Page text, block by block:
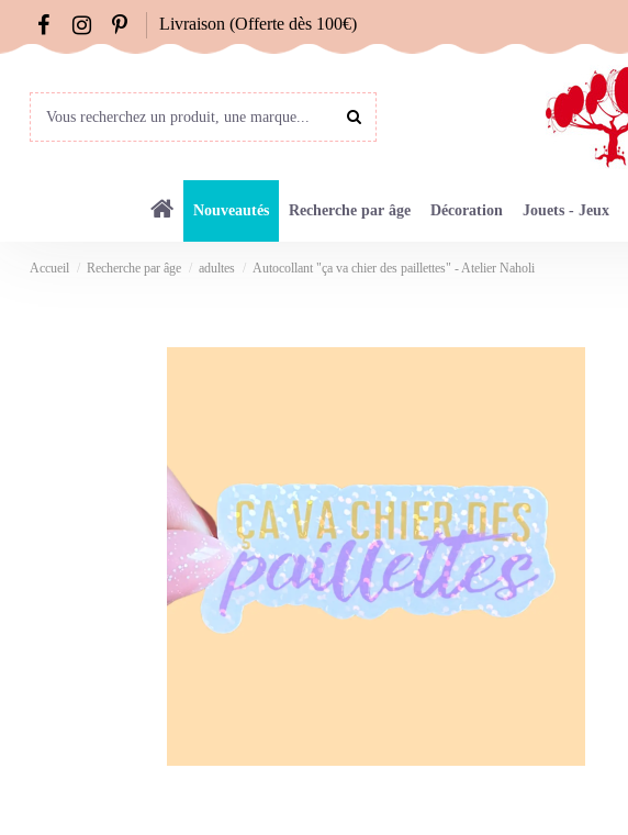
Livraison (Offerte dès 100€)
Nouveautés Recherche par âge Décoration Jouets - Jeux
Accueil Recherche par âge adultes Autocollant "ça va chier des paillettes" - Atelier Naholi